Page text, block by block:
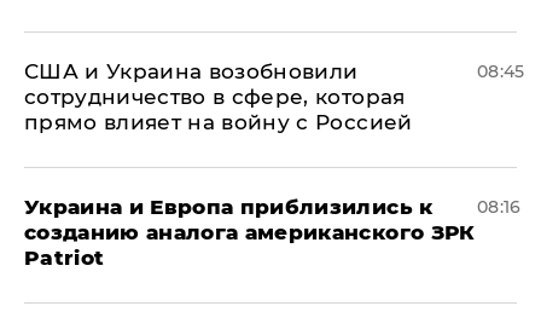
США и Украина возобновили
сотрудничество в сфере, которая
прямо влияет на войну с Россией
08:45
Украина и Европа приблизились к
созданию аналога американского ЗРК
Patriot
08:16